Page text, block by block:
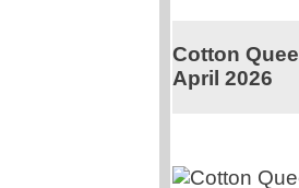
Cotton
April 2026